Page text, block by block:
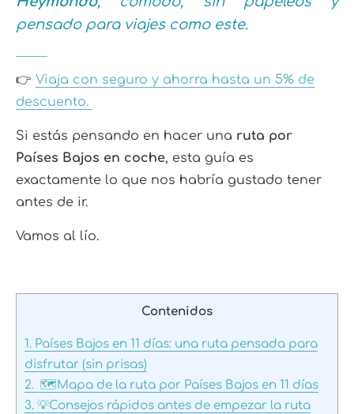
pensado para viajes como este.
👉 Viaja con seguro y ahorra hasta un 5% de
descuento.
Si estás pensando en hacer una ruta por
Países Bajos en coche, esta guía es
exactamente lo que nos habría gustado tener
antes de ir.
Vamos al lío.
Contenidos
1. Países Bajos en 11 días: una ruta pensada para
disfrutar (sin prisas)
2. 🗺️Mapa de la ruta por Países Bajos en 11 días
3. 💡Consejos rápidos antes de empezar la ruta